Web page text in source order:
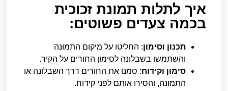
איך לתלות תמונת זכוכית
בכמה צעדים פשוטים:
תכנון וסימון: החליטו על מיקום התמונה
והשתמשו בשבלונה לסימון החורים על הקיר.
סימון וקידוח: סמנו את החורים דרך השבלונה או
התמונה, והסירו אותם לפני קידוח.